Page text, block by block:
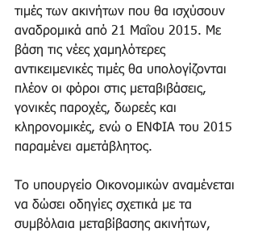
τιμές των ακινήτων που θα ισχύσουν
αναδρομικά από 21 Μαΐου 2015. Με
βάση τις νέες χαμηλότερες
αντικειμενικές τιμές θα υπολογίζονται
πλέον οι φόροι στις μεταβιβάσεις,
γονικές παροχές, δωρεές και
κληρονομικές, ενώ ο ΕΝΦΙΑ του 2015
παραμένει αμετάβλητος.
Το υπουργείο Οικονομικών αναμένεται
να δώσει οδηγίες σχετικά με τα
συμβόλαια μεταβίβασης ακινήτων,